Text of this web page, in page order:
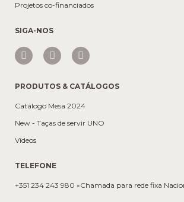
Projetos co-financiados
SIGA-NOS
PRODUTOS & CATÁLOGOS
Catálogo Mesa 2024
New - Taças de servir UNO
Vídeos
TELEFONE
+351 234 243 980 «Chamada para rede fixa